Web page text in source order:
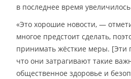
в последнее время
«Это хорошие новости, —
многое предстоит сделать,
принимать жёсткие меры. [Эти
что они затрагивают такие
общественное здоровье и